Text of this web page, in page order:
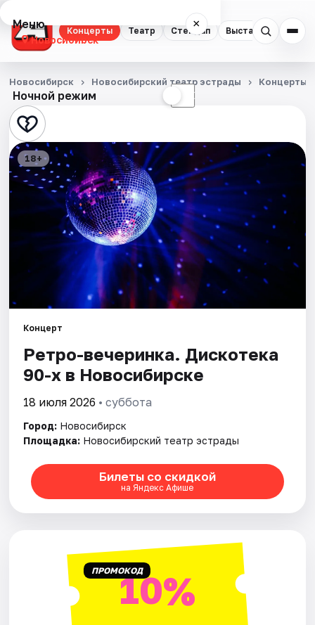
Концерты Театр Стендап Выставки
Меню ×
Новосибирск
Концерты
Театр
Стендап
Выставки
Квесты
Экскурсии
Спорт
События
Города
Площадки
Рейтинги
Ночной режим ☾
Новосибирск Новосибирский театр эстрады Концерты
18+
Концерт
Ретро-вечеринка. Дискотека
90-х в Новосибирске
18 июля 2026 • суббота
Город: Новосибирск
Площадка: Новосибирский театр эстрады
Билеты со скидкой
на Яндекс Афише
ПРОМОКОД10%